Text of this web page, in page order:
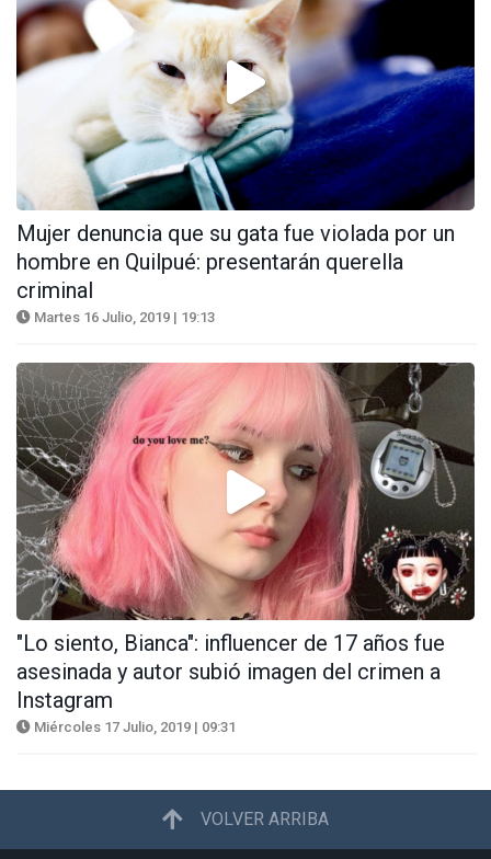
Mujer denuncia que su gata fue violada por un
hombre en Quilpué: presentarán querella
criminal
Martes 16 Julio, 2019 | 19:13
"Lo siento, Bianca": influencer de 17 años fue
asesinada y autor subió imagen del crimen a
Instagram
Miércoles 17 Julio, 2019 | 09:31
VOLVER ARRIBA